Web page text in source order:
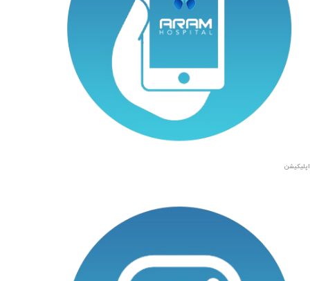
اپلیکیشن